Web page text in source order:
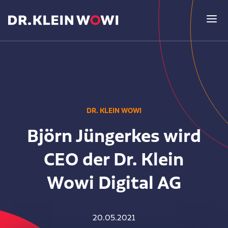
Sicher. Flexibel. Smart.
Versicherung
Individuell und leistungsstark
Persönlich & digital mit WOWIFIN
Unternehmen
Über uns
Leitidee & Kernkompetenzen
Finanzen und Digitalisierung
Aktuelles
Blog der Redaktion
Kundenstimmen
DR. KLEIN WOWI
Björn Jüngerkes wird
CEO der Dr. Klein
Wowi Digital AG
20.05.2021